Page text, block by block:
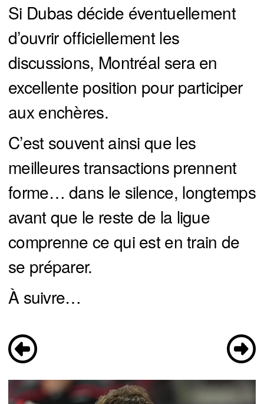
Si Dubas décide éventuellement
d’ouvrir officiellement les
discussions, Montréal sera en
excellente position pour participer
aux enchères.
C’est souvent ainsi que les
meilleures transactions prennent
forme… dans le silence, longtemps
avant que le reste de la ligue
comprenne ce qui est en train de
se préparer.
À suivre…